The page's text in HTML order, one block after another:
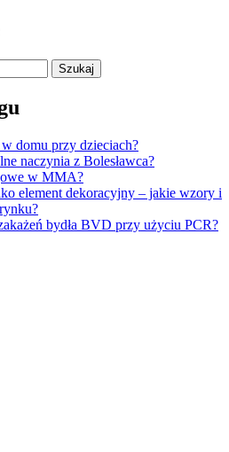
domu przy dzieciach?
naczynia z Bolesławca?
w MMA?
element dekoracyjny – jakie wzory i
bydła BVD przy użyciu PCR?